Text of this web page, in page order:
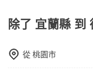
就顯得非常不便。
機也絕對不會在車內吸
配戴口罩。tripool之所
車率，也就是提高俗
費，通常以每小時為單
定一定時間的包車服務
等。 點到點包車：點
除了 宜蘭縣
從桃園市